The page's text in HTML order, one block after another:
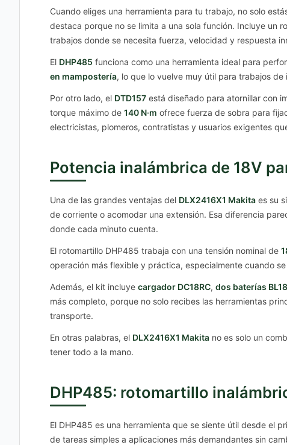
Cuando eliges una herramienta para tu trabajo, no solo
destaca porque no se limita a una sola función. Incluye un
trabajos donde se necesita fuerza, velocidad y respuesta
El DHP485 funciona como una herramienta ideal para
en mampostería, lo que lo vuelve muy útil para trabajos
Por otro lado, el DTD157 está diseñado para atornillar con
torque máximo de 140 N·m ofrece fuerza de sobra para
electricistas, plomeros, contratistas y usuarios exigentes
Potencia inalámbrica de 18V
Una de las grandes ventajas del DLX2416X1 Makita es su
de corriente o acomodar una extensión. Esa diferencia
donde cada minuto cuenta.
El rotomartillo DHP485 trabaja con una tensión nominal de
operación más flexible y práctica, especialmente cuando
Además, el kit incluye cargador DC18RC, dos baterías
más completo, porque no solo recibes las herramientas
transporte.
En otras palabras, el DLX2416X1 Makita no es solo un
tener todo a la mano.
DHP485: rotomartillo
El DHP485 es una herramienta que se siente útil desde el
de tareas simples a aplicaciones más demandantes sin